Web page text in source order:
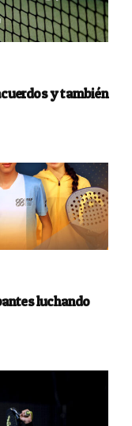
y también
luchando